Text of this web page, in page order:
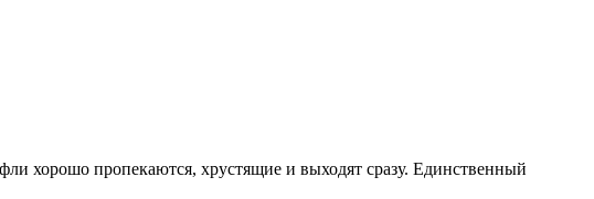
хорошо пропекаются, хрустящие и выходят сразу. Единственный